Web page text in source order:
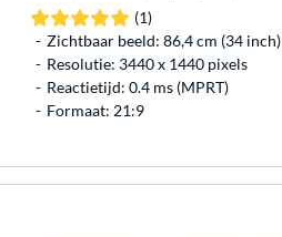
(1)
Zichtbaar beeld: 86,4 cm (34 inch)
Resolutie: 3440 x 1440 pixels
Reactietijd: 0.4 ms (MPRT)
Formaat: 21:9